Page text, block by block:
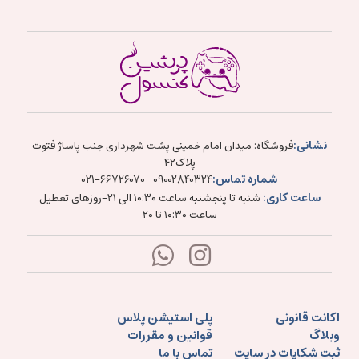
نشانی:فروشگاه: میدان امام خمینی پشت شهرداری جنب پاساژ فتوت
پلاک۴۲
شماره تماس:09002840324
021-66726070
ساعت کاری:
شنبه تا پنجشنبه ساعت ۱۰:۳۰ الی ۲۱-روزهای تعطیل
ساعت ۱۰:۳۰ تا ۲۰
اکانت قانونی
پلی استیشن پلاس
وبلاگ
قوانین و مقررات
ثبت شکایات در سایت
تماس با ما